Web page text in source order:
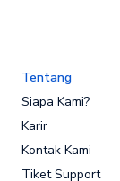
Tentang
Siapa Kami?
Karir
Kontak Kami
Tiket Support